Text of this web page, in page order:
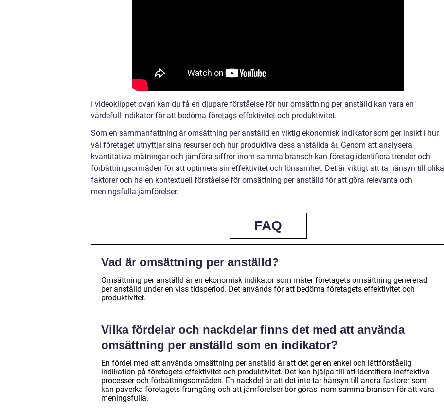
I videoklippet ovan kan du få en djupare förståelse för hur omsättning per anställd kan vara en
värdefull indikator för att bedöma företags effektivitet och produktivitet.
Som en sammanfattning är omsättning per anställd en viktig ekonomisk indikator som ger insikt i hur
väl företaget utnyttjar sina resurser och hur produktiva dess anställda är. Genom att analysera
kvantitativa mätningar och jämföra siffror inom samma bransch kan företag identifiera trender och
förbättringsområden för att optimera sin effektivitet och lönsamhet. Det är viktigt att ta hänsyn till olika
faktorer och ha en kontextuell förståelse för omsättning per anställd för att göra relevanta och
meningsfulla jämförelser.
FAQ
Vad är omsättning per anställd?
Omsättning per anställd är en ekonomisk indikator som mäter företagets omsättning genererad
per anställd under en viss tidsperiod. Det används för att bedöma företagets effektivitet och
produktivitet.
Vilka fördelar och nackdelar finns det med att använda
omsättning per anställd som en indikator?
En fördel med att använda omsättning per anställd är att det ger en enkel och lättförståelig
indikation på företagets effektivitet och produktivitet. Det kan hjälpa till att identifiera ineffektiva
processer och förbättringsområden. En nackdel är att det inte tar hänsyn till andra faktorer som
kan påverka företagets framgång och att jämförelser bör göras inom samma bransch för att vara
meningsfulla.